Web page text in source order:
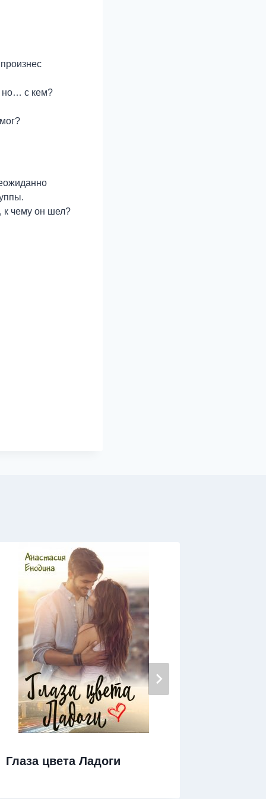
но… с кем?
к чему он шел?
Глаза цвета Ладоги